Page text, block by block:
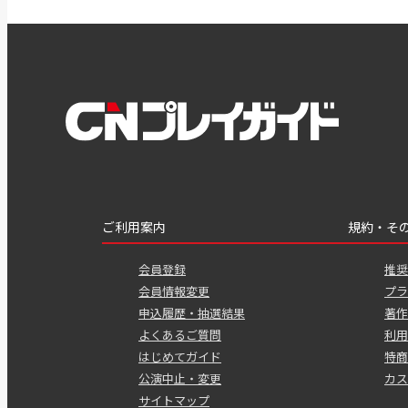
ご利用案内
会員登録
会員情報変更
申込履歴・抽選結果
よくあるご質問
はじめてガイド
公演中止・変更
サイトマップ
規約・そ
推
プ
著
利
特
カ